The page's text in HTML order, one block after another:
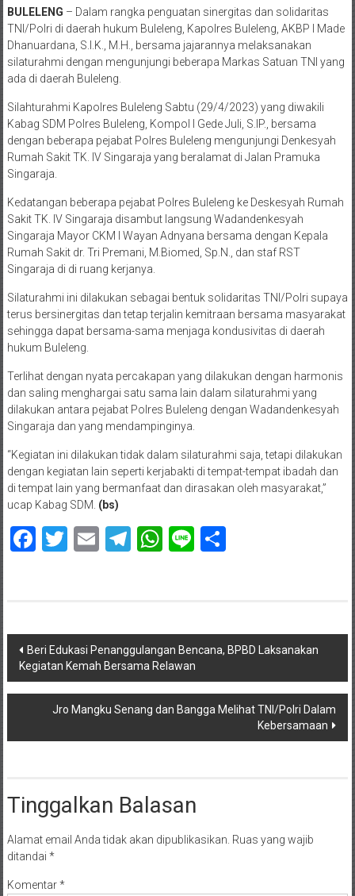
BULELENG – Dalam rangka penguatan sinergitas dan solidaritas
TNI/Polri di daerah hukum Buleleng, Kapolres Buleleng, AKBP I Made
Dhanuardana, S.I.K., M.H., bersama jajarannya melaksanakan
silaturahmi dengan mengunjungi beberapa Markas Satuan TNI yang
ada di daerah Buleleng.
Silahturahmi Kapolres Buleleng Sabtu (29/4/2023) yang diwakili
Kabag SDM Polres Buleleng, Kompol I Gede Juli, S.IP., bersama
dengan beberapa pejabat Polres Buleleng mengunjungi Denkesyah
Rumah Sakit TK. IV Singaraja yang beralamat di Jalan Pramuka
Singaraja.
Kedatangan beberapa pejabat Polres Buleleng ke Deskesyah Rumah
Sakit TK. IV Singaraja disambut langsung Wadandenkesyah
Singaraja Mayor CKM I Wayan Adnyana bersama dengan Kepala
Rumah Sakit dr. Tri Premani, M.Biomed, Sp.N., dan staf RST
Singaraja di di ruang kerjanya.
Silaturahmi ini dilakukan sebagai bentuk solidaritas TNI/Polri supaya
terus bersinergitas dan tetap terjalin kemitraan bersama masyarakat
sehingga dapat bersama-sama menjaga kondusivitas di daerah
hukum Buleleng.
Terlihat dengan nyata percakapan yang dilakukan dengan harmonis
dan saling menghargai satu sama lain dalam silaturahmi yang
dilakukan antara pejabat Polres Buleleng dengan Wadandenkesyah
Singaraja dan yang mendampinginya.
“Kegiatan ini dilakukan tidak dalam silaturahmi saja, tetapi dilakukan
dengan kegiatan lain seperti kerjabakti di tempat-tempat ibadah dan
di tempat lain yang bermanfaat dan dirasakan oleh masyarakat,”
ucap Kabag SDM. (bs)
Facebook
Twitter
EmailTelegram
WhatsApp
LineShare
Navigasi
pos
Beri Edukasi Penanggulangan Bencana, BPBD Laksanakan
Kegiatan Kemah Bersama Relawan
Jro Mangku Senang dan Bangga Melihat TNI/Polri Dalam
Kebersamaan
Tinggalkan Balasan
Alamat email Anda tidak akan dipublikasikan. Ruas yang wajib
ditandai *
Komentar*